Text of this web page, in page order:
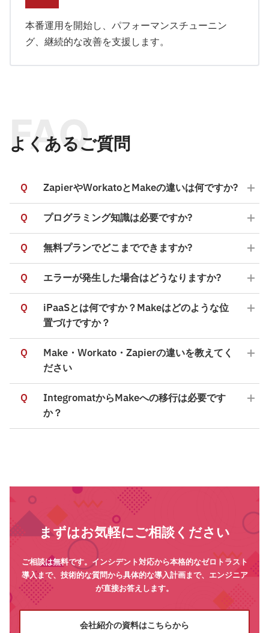
本番運用を開始し、パフォーマンスチューニン
グ、継続的な改善を支援します。
よくあるご質問
FAQ
Q ZapierやWorkatoとMakeの違いは何ですか?
Q プログラミング知識は必要ですか?
Q 無料プランでどこまでできますか?
Q エラーが発生した場合はどうなりますか?
Q
iPaaSとは何ですか？Makeはどのような位
置づけですか？
Q
Make・Workato・Zapierの違いを教えてく
ださい
Q
IntegromatからMakeへの移行は必要です
か？
まずはお気軽にご相談ください
ご相談は無料です。インシデント対応から本格的なゼロトラスト
導入まで、技術的な質問から具体的な導入計画まで、エンジニア
が直接お答えします。
会社紹介の資料はこちらから